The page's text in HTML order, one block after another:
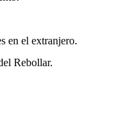
en el extranjero.
Rebollar.